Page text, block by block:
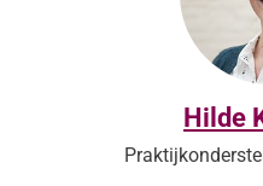
Hilde